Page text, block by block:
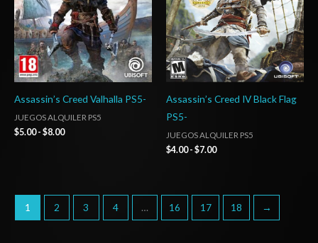
Assassin’s Creed Valhalla PS5-
JUEGOS ALQUILER PS5
$5.00 - $8.00
Assassin’s Creed IV Black Flag
PS5-
JUEGOS ALQUILER PS5
$4.00 - $7.00
1 2 3 4 … 16 17 18 →